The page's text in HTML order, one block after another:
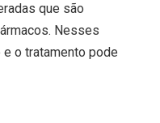
que são
Nesses
o tratamento pode